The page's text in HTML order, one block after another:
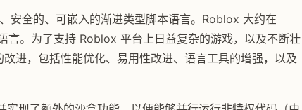
安全的、可嵌入的渐进类型脚本语言。Roblox 大约在
言。为了支持 Roblox 平台上日益复杂的游戏，以及不断壮
进，包括性能优化、易用性改进、语言工具的增强，以及